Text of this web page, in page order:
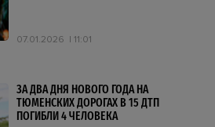
07.01.2026 11:01
ЗА ДВА ДНЯ НОВОГО ГОДА НА
ТЮМЕНСКИХ ДОРОГАХ В 15 ДТП
ПОГИБЛИ 4 ЧЕЛОВЕКА